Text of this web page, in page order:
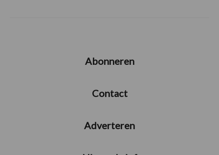
Abonneren
Contact
Adverteren